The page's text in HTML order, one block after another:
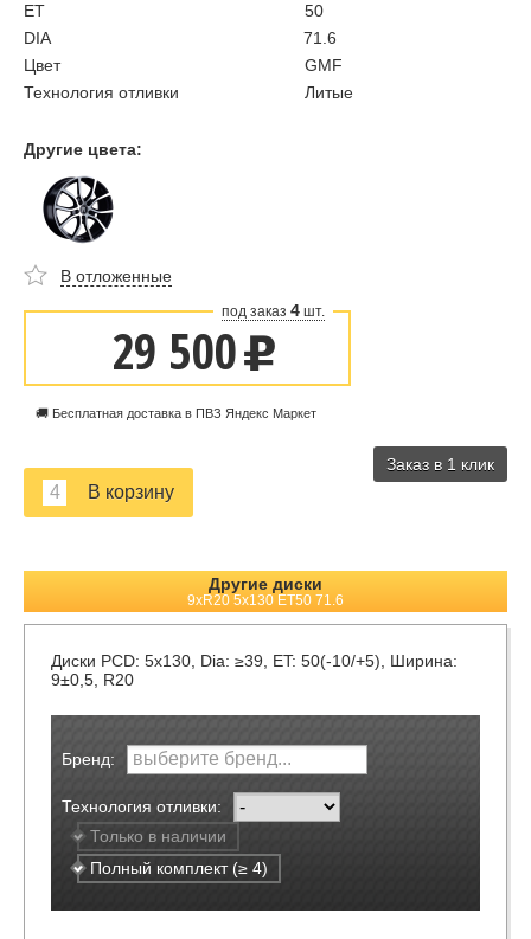
ET
50
DIA
71.6
Цвет
GMF
Технология отливки
Литые
Другие цвета:
В отложенные
под заказ 4 шт.
29 500u
🚚 Бесплатная доставка в ПВЗ Яндекс Маркет
Заказ в 1 клик
Другие диски
9xR20 5x130 ET50 71.6
Диски PCD: 5x130, Dia: ≥39, ET: 50(-10/+5), Ширина:
9±0,5, R20
Бренд:
Технология отливки:
Только в наличии
Полный комплект (≥ 4)